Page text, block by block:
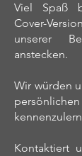
Viel Spaß
Cover-
unserer
anstecken.
Wir würden
Kontaktiert